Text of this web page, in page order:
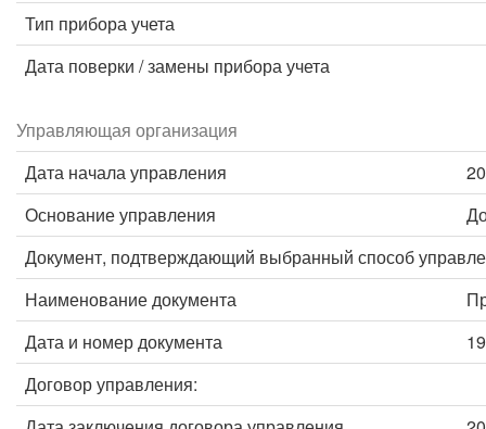
Тип прибора учета
Дата поверки / замены прибора учета
Управляющая организация
Дата начала управления
Основание управления
Документ, подтверждающий выбранный способ
Наименование документа
Дата и номер документа
Договор управления: